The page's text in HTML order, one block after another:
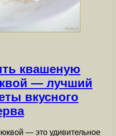
квашеную
— лучший
вкусного
— это удивительное